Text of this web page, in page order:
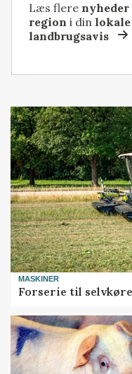
Læs flere
region i dinlokale
landbrugsavis
MASKINER
Forserie til